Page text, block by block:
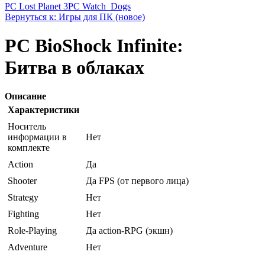
PC Lost Planet 3PC Watch_Dogs
Вернуться к: Игры для ПК (новое)
PC BioShock Infinite:
Битва в облаках
Описание
Характеристики
Носитель
информации в
комплекте
Нет
Action
Да
Shooter
Да FPS (от первого лица)
Strategy
Нет
Fighting
Нет
Role-Playing
Да action-RPG (экшн)
Adventure
Нет